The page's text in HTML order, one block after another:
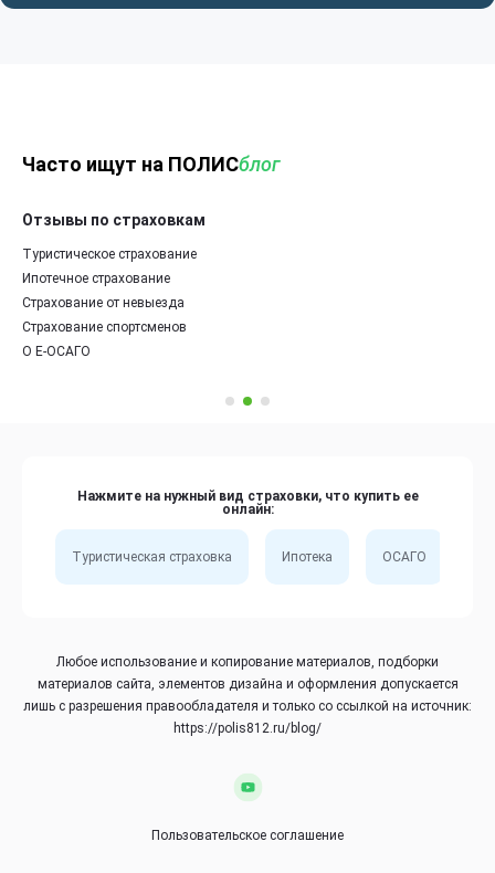
Часто ищут на ПОЛИСблог
Отзывы по страховкам
Туристическое страхование
Ипотечное страхование
Страхование от невыезда
Страхование спортсменов
О Е-ОСАГО
Нажмите на нужный вид страховки, что купить ее
онлайн:
Туристическая страховка Ипотека ОСАГО
Любое использование и копирование материалов, подборки
материалов сайта, элементов дизайна и оформления допускается
лишь с разрешения правообладателя и только со ссылкой на источник:
https://polis812.ru/blog/
Пользовательское соглашение